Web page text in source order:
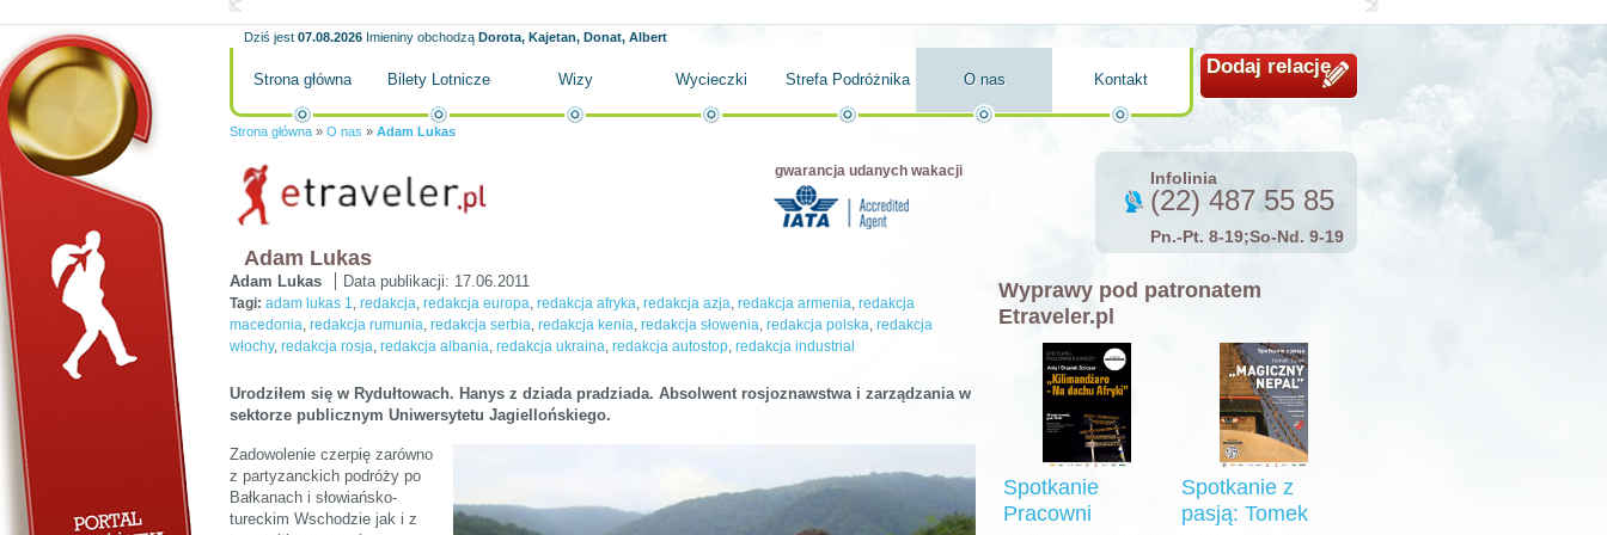
Dziś jest 07.08.2026 Imieniny obchodzą Dorota, Kajetan, Donat, Albert
Dodaj relację
Strona główna Bilety Lotnicze Wizy Wycieczki Strefa Podróżnika O nas Kontakt
Strona główna » O nas » Adam Lukas
gwarancja udanych wakacji
Adam Lukas
Adam Lukas Data publikacji: 17.06.2011
Tagi: adam lukas 1, redakcja, redakcja europa, redakcja afryka, redakcja azja, redakcja armenia, redakcja
macedonia, redakcja rumunia, redakcja serbia, redakcja kenia, redakcja słowenia, redakcja polska, redakcja
włochy, redakcja rosja, redakcja albania, redakcja ukraina, redakcja autostop, redakcja industrial
Urodziłem się w Rydułtowach. Hanys z dziada pradziada. Absolwent rosjoznawstwa i zarządzania w
sektorze publicznym Uniwersytetu Jagiellońskiego.
Zadowolenie czerpię zarówno
z partyzanckich podróży po
Bałkanach i słowiańsko-
tureckim Wschodzie jak i z
Infolinia
(22) 487 55 85
Pn.-Pt. 8-19;So-Nd. 9-19
Wyprawy pod patronatem
Etraveler.pl
Spotkanie
Pracowni
Spotkanie z
pasją: Tomek